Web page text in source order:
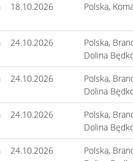
18.10.2026 Polska,
24.10.2026
Polska,
Dolina
24.10.2026
Polska,
Dolina
24.10.2026
Polska,
Dolina
24.10.2026
Polska,